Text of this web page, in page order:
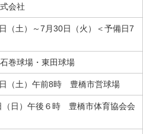
会社
（土）～7月30日（火）＜予備日7
巻球場・東田球場
（土）午前8時 豊橋市営球場
（日）午後６時 豊橋市体育協会会